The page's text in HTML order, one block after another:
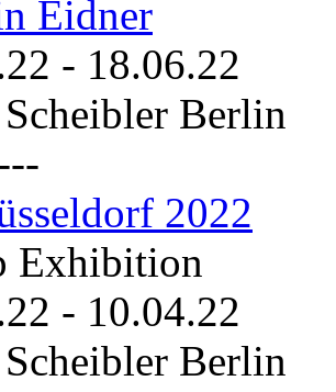
Eidner
- 18.06.22
Berlin
2022
Exhibition
- 10.04.22
Berlin